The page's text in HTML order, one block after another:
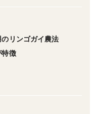
味値とほどよい粘りが
い、どんな食材とも調
リンゴガイ農法
特徴